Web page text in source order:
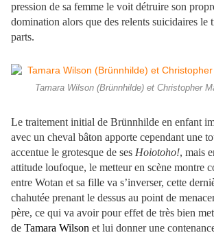
pression de sa femme le voit détruire son
domination alors que des relents suicidaires le
parts.
Tamara Wilson (Brünnhilde) et Christopher
Le traitement initial de Brünnhilde en enfant
avec un cheval bâton apporte cependant une
accentue le grotesque de ses Hoiotoho!, mais
attitude loufoque, le metteur en scène montre
entre Wotan et sa fille va s’inverser, cette
chahutée prenant le dessus au point de
père, ce qui va avoir pour effet de très bien
de Tamara Wilson et lui donner une